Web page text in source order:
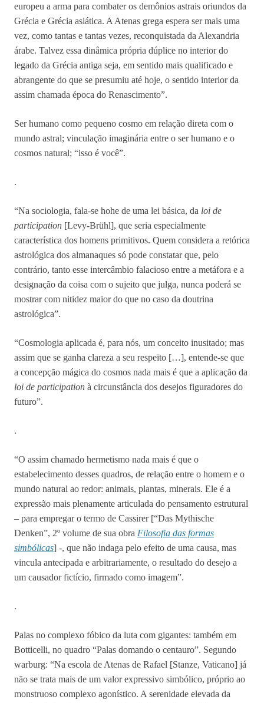
europeu a arma para combater os demônios astrais oriundos da
Grécia e Grécia asiática. A Atenas grega espera ser mais uma
vez, como tantas e tantas vezes, reconquistada da Alexandria
árabe. Talvez essa dinâmica própria dúplice no interior do
legado da Grécia antiga seja, em sentido mais qualificado e
abrangente do que se presumiu até hoje, o sentido interior da
assim chamada época do Renascimento”.
Ser humano como pequeno cosmo em relação direta com o
mundo astral; vinculação imaginária entre o ser humano e o
cosmos natural; “isso é você”.
.
“Na sociologia, fala-se hohe de uma lei básica, da loi de
participation [Levy-Brühl], que seria especialmente
característica dos homens primitivos. Quem considera a retórica
astrológica dos almanaques só pode constatar que, pelo
contrário, tanto esse intercâmbio falacioso entre a metáfora e a
designação da coisa com o sujeito que julga, nunca poderá se
mostrar com nitidez maior do que no caso da doutrina
astrológica”.
“Cosmologia aplicada é, para nós, um conceito inusitado; mas
assim que se ganha clareza a seu respeito […], entende-se que
a concepção mágica do cosmos nada mais é que a aplicação da
loi de participation à circunstância dos desejos figuradores do
futuro”.
.
“O assim chamado hermetismo nada mais é que o
estabelecimento desses quadros, de relação entre o homem e o
mundo natural ao redor: animais, plantas, minerais. Ele é a
expressão mais plenamente articulada do pensamento estrutural
– para empregar o termo de Cassirer [“Das Mythische
Denken”, 2º volume de sua obra Filosofia das formas
simbólicas] -, que não indaga pelo efeito de uma causa, mas
vincula antecipada e arbitrariamente, o resultado do desejo a
um causador fictício, firmado como imagem”.
.
Palas no complexo fóbico da luta com gigantes: também em
Botticelli, no quadro “Palas domando o centauro”. Segundo
warburg: “Na escola de Atenas de Rafael [Stanze, Vaticano] já
não se trata mais de um valor expressivo simbólico, próprio ao
monstruoso complexo agonístico. A serenidade elevada da